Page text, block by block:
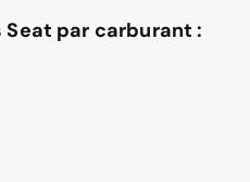
Seat par carburant :